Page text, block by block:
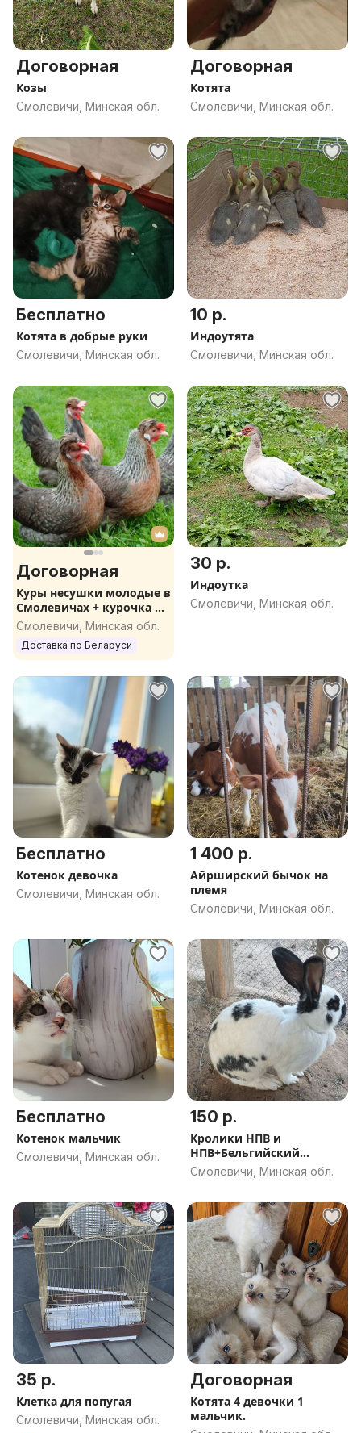
Договорная
Козы
Смолевичи, Минская обл.
Договорная
Котята
Смолевичи, Минская обл.
Бесплатно
Котята в добрые руки
Смолевичи, Минская обл.
10 р.
Индоутята
Смолевичи, Минская обл.
Договорная
Куры несушки молодые в
Смолевичах + курочка в
подарок
Смолевичи, Минская обл.
Доставка по Беларуси
30 р.
Индоутка
Смолевичи, Минская обл.
Бесплатно
Котенок девочка
Смолевичи, Минская обл.
1 400 р.
Айрширский бычок на
племя
Смолевичи, Минская обл.
Бесплатно
Котенок мальчик
Смолевичи, Минская обл.
150 р.
Кролики НПВ и
НПВ+Бельгийский
Великан
Смолевичи, Минская обл.
35 р.
Клетка для попугая
Смолевичи, Минская обл.
Договорная
Котята 4 девочки 1
мальчик.